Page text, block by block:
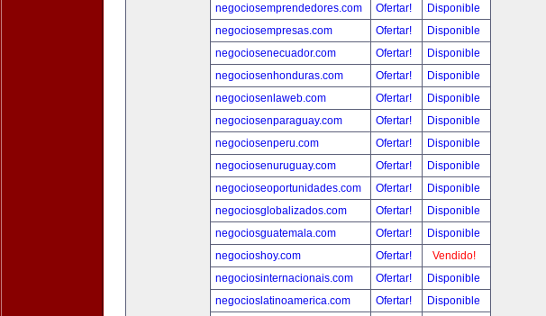
negociosemprendedores.com
Ofertar!
Disponible
negociosempresas.com
Ofertar!
Disponible
negociosenecuador.com
Ofertar!
Disponible
negociosenhonduras.com
Ofertar!
Disponible
negociosenlaweb.com
Ofertar!
Disponible
negociosenparaguay.com
Ofertar!
Disponible
negociosenperu.com
Ofertar!
Disponible
negociosenuruguay.com
Ofertar!
Disponible
negocioseoportunidades.com
Ofertar!
Disponible
negociosglobalizados.com
Ofertar!
Disponible
negociosguatemala.com
Ofertar!
Disponible
negocioshoy.com
Ofertar!
Vendido!
negociosinternacionais.com
Ofertar!
Disponible
negocioslatinoamerica.com
Ofertar!
Disponible